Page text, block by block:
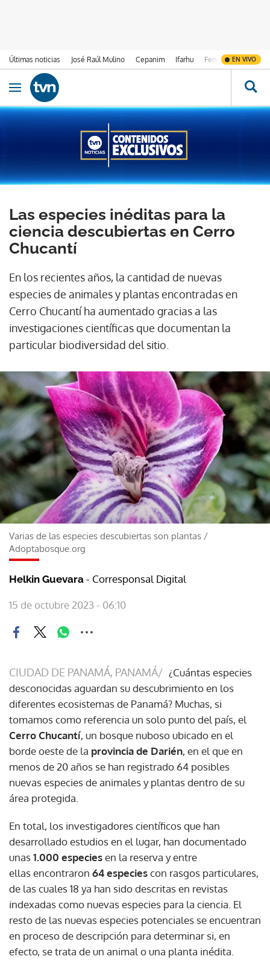
Últimas noticias José Raúl Mulino Cepanim Ifarhu Fenómeno de El
EN VIVO
Ir al contenido
Obrir navegació
Las especies inéditas para la
ciencia descubiertas en Cerro
Chucantí
En los recientes años, la cantidad de nuevas
especies de animales y plantas encontradas en
Cerro Chucantí ha aumentado gracias a las
investigaciones científicas que documentan la
particular biodiversidad del sitio.
Varias de las especies descubiertas son plantas /
Adoptabosque.org
Helkin Guevara - Corresponsal Digital
15 de octubre 2023 - 06:10
CIUDAD DE PANAMÁ, PANAMÁ/ ¿Cuántas especies
desconocidas aguardan su descubrimiento en los
diferentes ecosistemas de Panamá? Muchas, si
tomamos como referencia un solo punto del país, el
Cerro Chucantí, un bosque nuboso ubicado en el
borde oeste de la provincia de Darién, en el que en
menos de 20 años se han registrado 64 posibles
nuevas especies de animales y plantas dentro de su
área protegida.
En total, los investigadores científicos que han
desarrollado estudios en el lugar, han documentado
unas1.000 especiesen la reserva y entre
ellas encontraron 64 especiescon rasgos particulares,
de las cuales 18 ya han sido descritas en revistas
indexadas como nuevas especies para la ciencia. El
resto de las nuevas especies potenciales se encuentran
en proceso de descripción para determinar si, en
efecto, se trata de un animal o una planta inédita.